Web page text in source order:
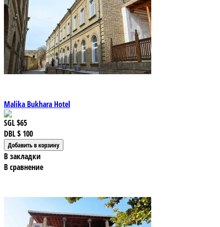
Malika Bukhara Hotel
SGL$65
DBL$ 100
В закладки
В сравнение